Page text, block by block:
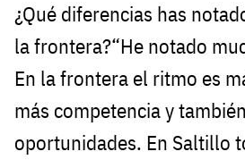
¿Qué diferencias has
la frontera?“He notado
En la frontera el ritmo es
más competencia y
oportunidades. En Saltillo